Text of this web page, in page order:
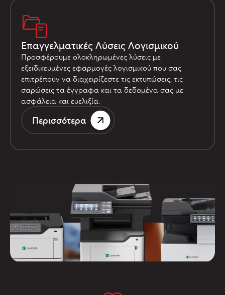
Επαγγελματικές Λύσεις Λογισμικού
Προσφέρουμε ολοκληρωμένες λύσεις με
εξειδικευμένες εφαρμογές λογισμικού που σας
επιτρέπουν να διαχειρίζεστε τις εκτυπώσεις, τις
σαρώσεις τα έγγραφα και τα δεδομένα σας με
ασφάλεια και ευελιξία.
Περισσότερα